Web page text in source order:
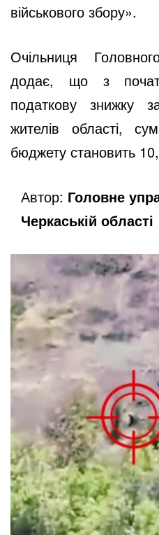
військового збору».
Очільниця
додає, що з
податкову знижку
жителів області,
бюджету становить
Автор: Головне
Черкаській області